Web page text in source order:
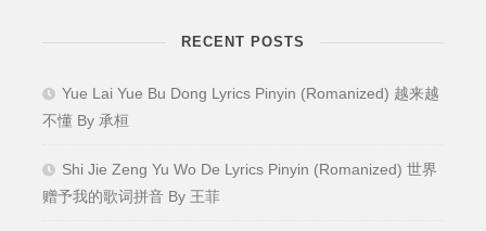
RECENT POSTS
Yue Lai Yue Bu Dong Lyrics Pinyin (Romanized) 越来越
不懂 By 承桓
Shi Jie Zeng Yu Wo De Lyrics Pinyin (Romanized) 世界
赠予我的歌词拼音 By 王菲